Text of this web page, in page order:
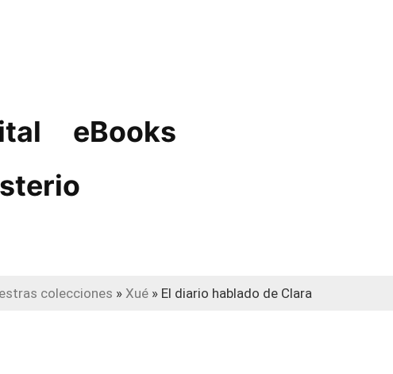
eBooks
colecciones » Xué » El diario hablado de Clara